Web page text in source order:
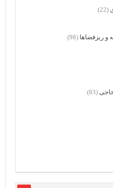
(22)
و ریزفضاها (98)
(83)